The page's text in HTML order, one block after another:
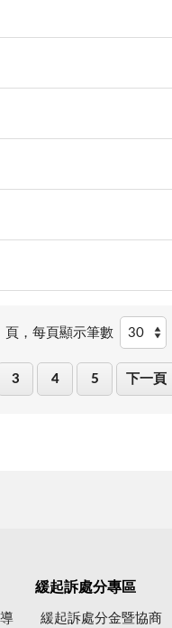
頁， 每頁顯示筆數
3 4 5 下一頁
緩起訴處分專區
緩起訴處分金暨協商